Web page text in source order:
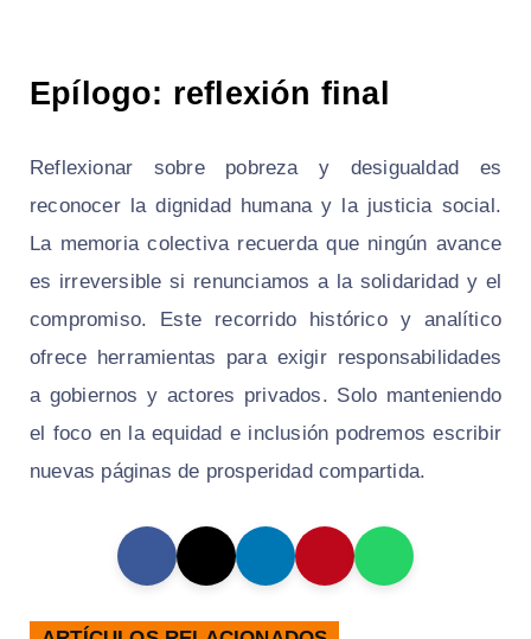
Epílogo: reflexión final
Reflexionar sobre pobreza y desigualdad es
reconocer la dignidad humana y la justicia social.
La memoria colectiva recuerda que ningún avance
es irreversible si renunciamos a la solidaridad y el
compromiso. Este recorrido histórico y analítico
ofrece herramientas para exigir responsabilidades
a gobiernos y actores privados. Solo manteniendo
el foco en la equidad e inclusión podremos escribir
nuevas páginas de prosperidad compartida.